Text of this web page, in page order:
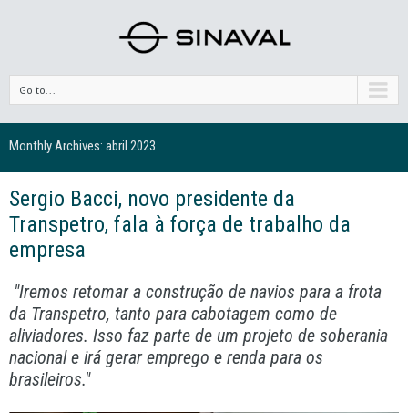
Go to...
Monthly Archives: abril 2023
Sergio Bacci, novo presidente da
Transpetro, fala à força de trabalho da
empresa
"Iremos retomar a construção de navios para a frota
da Transpetro, tanto para cabotagem como de
aliviadores. Isso faz parte de um projeto de soberania
nacional e irá gerar emprego e renda para os
brasileiros."